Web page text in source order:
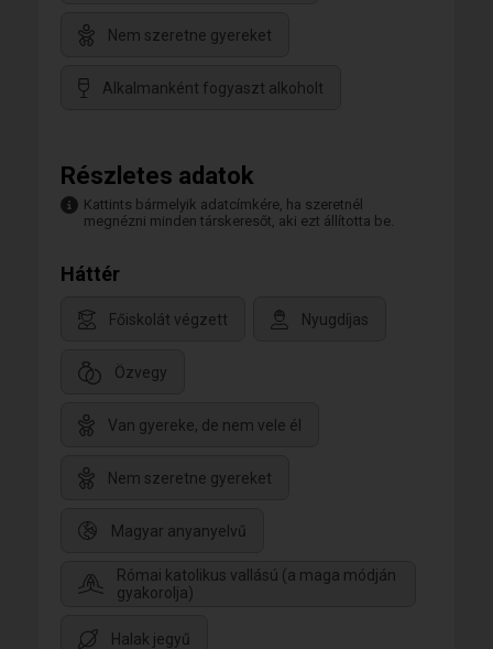
Nem szeretne gyereket
Alkalmanként fogyaszt alkoholt
Részletes adatok
Kattints bármelyik adatcímkére, ha szeretnél
megnézni minden társkeresőt, aki ezt állította be.
Háttér
Főiskolát végzett Nyugdíjas
Özvegy
Van gyereke, de nem vele él
Nem szeretne gyereket
Magyar anyanyelvű
Római katolikus vallású (a maga módján
gyakorolja)
Halak jegyű